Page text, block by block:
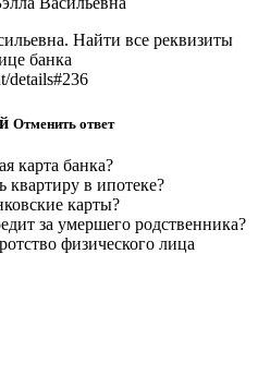
Найти все реквизиты
банка
details#236
Отменить ответ
карта банка?
в ипотеке?
карты?
за умершего родственника?
физического лица